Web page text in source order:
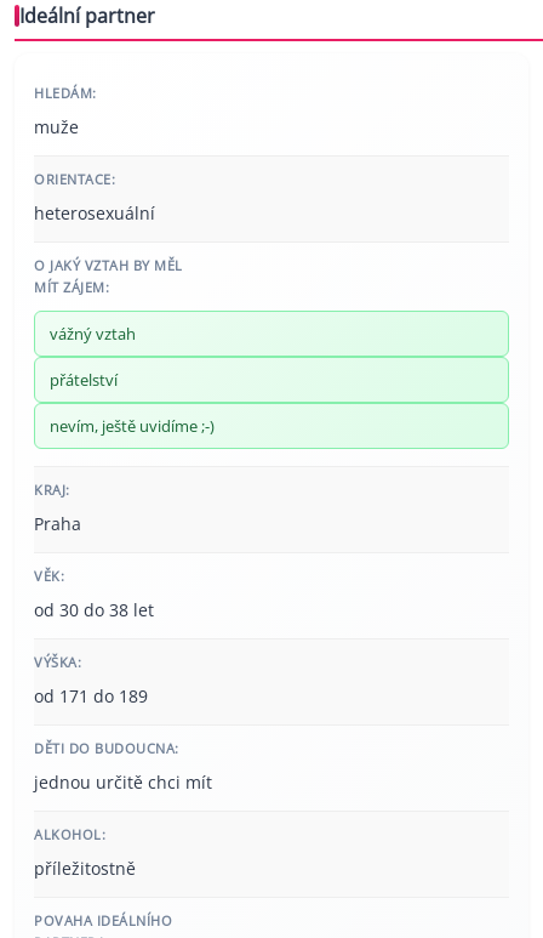
Ideální partner
HLEDÁM:
muže
ORIENTACE:
heterosexuální
O JAKÝ VZTAH BY MĚL
MÍT ZÁJEM:
vážný vztah
přátelství
nevím, ještě uvidíme ;-)
KRAJ:
Praha
VĚK:
od 30 do 38 let
VÝŠKA:
od 171 do 189
DĚTI DO BUDOUCNA:
jednou určitě chci mít
ALKOHOL:
příležitostně
POVAHA IDEÁLNÍHO